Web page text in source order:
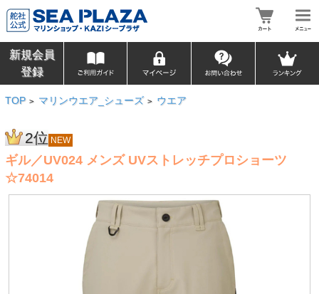
新規会員
登録
TOP > マリンウエア_シューズ > ウエア
2位 NEW
ギル／UV024 メンズ UVストレッチプロショーツ
☆74014